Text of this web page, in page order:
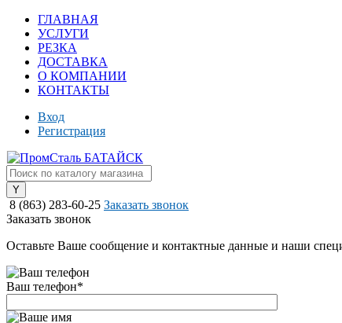
ГЛАВНАЯ
УСЛУГИ
РЕЗКА
ДОСТАВКА
О КОМПАНИИ
КОНТАКТЫ
Вход
Регистрация
8 (863) 283-60-25 Заказать звонок
Заказать звонок
Оставьте Ваше сообщение и контактные данные и наши
Ваш телефон*